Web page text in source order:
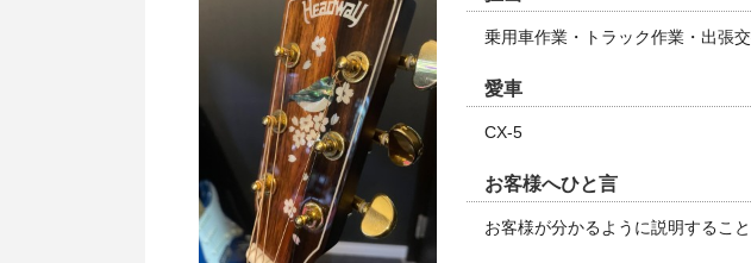
乗用車作業・トラック作業・出張
愛車
CX-5
お客様へひと言
お客様が分かるように説明するこ